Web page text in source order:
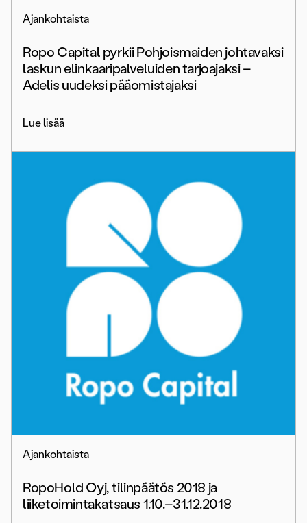
Ajankohtaista
Ropo Capital pyrkii Pohjoismaiden johtavaksi
laskun elinkaaripalveluiden tarjoajaksi –
Adelis uudeksi pääomistajaksi
Lue lisää
Ajankohtaista
RopoHold Oyj, tilinpäätös 2018 ja
liiketoimintakatsaus 1.10.–31.12.2018